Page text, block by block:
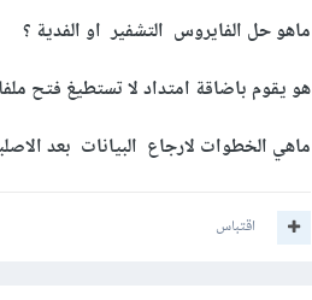
ماهو حل الفايروس التشفير او الفدية ؟
هو يقوم باضاقة امتداد لا تستطيغ فتح
ماهي الخطوات لارجاع البيانات بعد
اقتباس